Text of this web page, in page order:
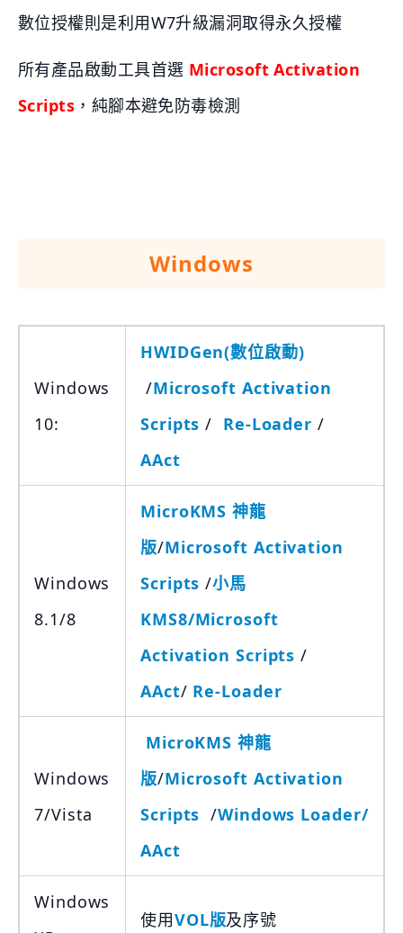
數位授權則是利用W7升級漏洞取得永久授權
所有產品啟動工具首選 Microsoft Activation
Scripts ，純腳本避免防毒檢測
Windows
Windows
10:
HWIDGen(數位啟動)
/Microsoft Activation
Scripts / Re-Loader /
AAct
Windows
8.1/8
MicroKMS 神龍
版/Microsoft Activation
Scripts /小馬
KMS8/Microsoft
Activation Scripts /
AAct/ Re-Loader
Windows
7/Vista
MicroKMS 神龍
版/Microsoft Activation
Scripts /Windows Loader/
AAct
Windows
使用VOL版及序號